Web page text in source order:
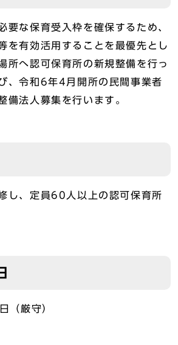
な保育受入枠を確保するため、
を有効活用することを最優先とし
所へ認可保育所の新規整備を行っ
、令和6年4月開所の民間事業者
備法人募集を行います。
し、定員60人以上の認可保育所
（厳守）